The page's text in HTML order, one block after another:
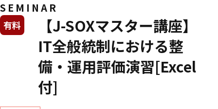
SEMINAR
【J-SOXマスター講座】
IT全般統制における整
備・運用評価演習[Excel
付]
有料